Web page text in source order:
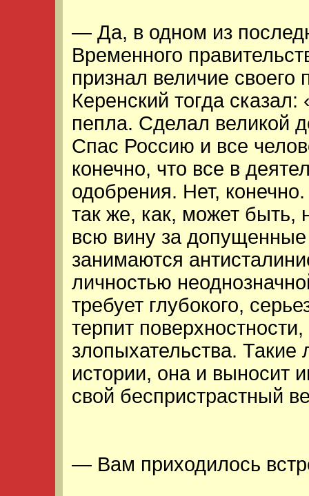
— Да, в одном из
Временного
признал величие своего
Керенский тогда
пепла. Сделал великой
Спас Россию и все
конечно, что все в
одобрения. Нет,
так же, как, может быть,
всю вину за
занимаются
личностью
требует глубокого,
терпит
злопыхательства.
истории, она и выносит
свой беспристрастный
— Вам приходилось